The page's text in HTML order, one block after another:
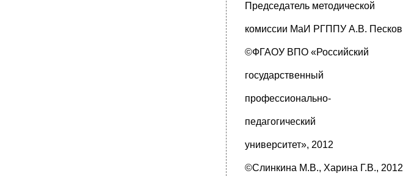
Председатель методической
комиссии МаИ РГППУ А.В. Песков
©ФГАОУ ВПО «Российский
государственный
профессионально-
педагогический
университет», 2012
©Слинкина М.В., Харина Г.В., 2012